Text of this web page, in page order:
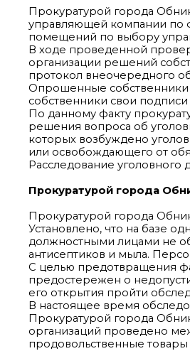
Прокуратурой города
управляющей компании по
помещений по выбору
В ходе проведенной
организации решений
протокол внеочередного
Опрошенные собственники
собственники свои подписи
По данному факту
решения вопроса об
которых возбуждено
или освобождающего от
Расследование уголовного
Прокуратурой города
Прокуратурой города
Установлено, что на базе
должностными лицами не
антисептиков и мыла.
С целью предотвращения
предостережен о
его открытия пройти
В настоящее время
Прокуратурой города
организаций проведено
продовольственные товары